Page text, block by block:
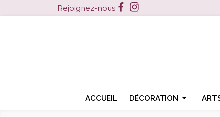
Rejoignez-nous Facebook
ACCUEIL 
DÉCORATION